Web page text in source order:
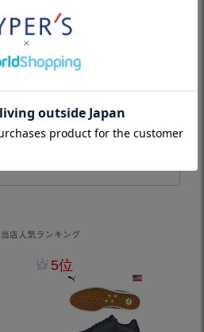
※スリーブ付きシャフトは対象外